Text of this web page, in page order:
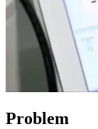
Problem